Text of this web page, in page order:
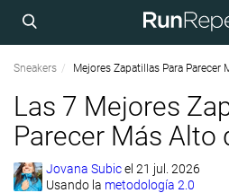
Sneakers Mejores Zapatillas Para Parecer
Las 7 Mejores
Parecer Más Alto
Jovana Subicel 21 jul. 2026
Usando la metodología 2.0